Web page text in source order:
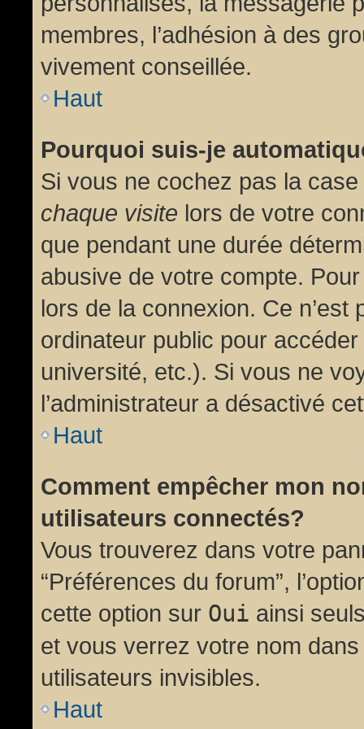
membres, l’adhésion à des
vivement conseillée.
Haut
Pourquoi suis-je
Si vous ne cochez pas la case
chaque visite lors de votre
que pendant une durée
abusive de votre compte.
lors de la connexion. Ce
ordinateur public pour
université, etc.). Si vous ne
l’administrateur a désactivé
Haut
Comment empêcher mon
utilisateurs connectés?
Vous trouverez dans votre
“Préférences du forum”,
cette option sur Oui ainsi
et vous verrez votre nom
utilisateurs invisibles.
Haut